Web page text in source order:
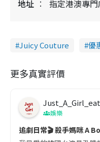
地址
指定港澳專門
Juicy Couture 優
更多真實評價
娛樂
追劇日常🎬 殺手媽咪 A